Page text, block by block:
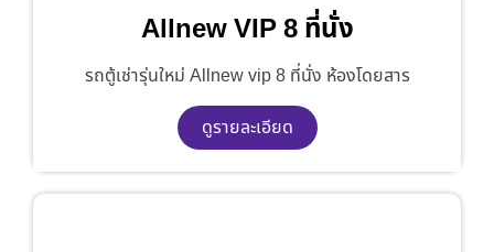
Allnew VIP 8 ที่นั่ง
รถตู้เช่ารุ่นใหม่ Allnew vip 8 ที่นั่ง ห้องโดยสาร
ดูรายละเอียด